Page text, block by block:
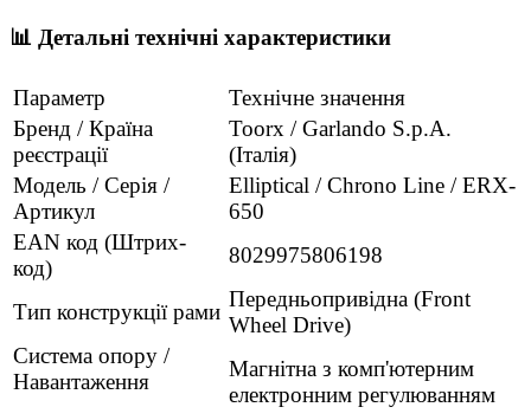
📊 Детальні технічні характеристики
Параметр
Технічне значення
Бренд / Країна
реєстрації
Toorx / Garlando S.p.A.
(Італія)
Модель / Серія /
Артикул
Elliptical / Chrono Line / ERX-
650
EAN код (Штрих-
код)
8029975806198
Тип конструкції рами
Передньопривідна (Front
Wheel Drive)
Система опору /
Навантаження
Магнітна з комп'ютерним
електронним регулюванням